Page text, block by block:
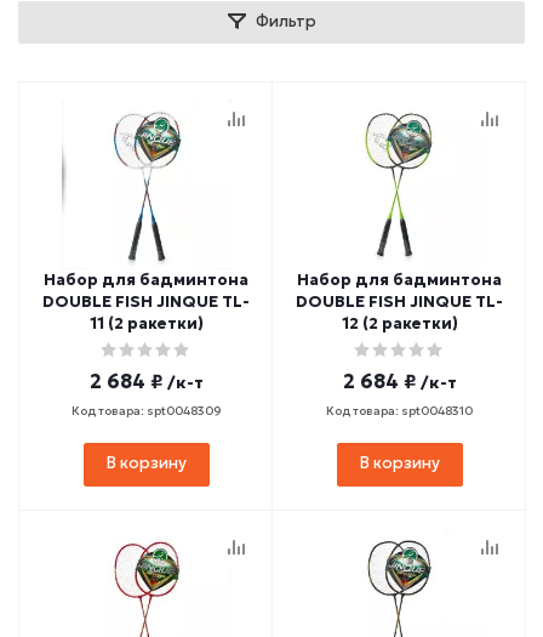
Фильтр
Набор для бадминтона
DOUBLE FISH JINQUE TL-
11 (2 ракетки)
2 684 ₽ /к-т
Код товара: spt0048309
В корзину
Набор для бадминтона
DOUBLE FISH JINQUE TL-
12 (2 ракетки)
2 684 ₽ /к-т
Код товара: spt0048310
В корзину